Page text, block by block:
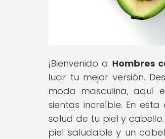
¡Bienvenido a Hombres
lucir tu mejor versión.
moda masculina, aquí
sientas increíble. En
salud de tu piel y
piel saludable y un